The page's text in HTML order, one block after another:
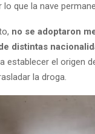
lo que la nave
no se adoptaron
distintas
establecer el origen
la droga.